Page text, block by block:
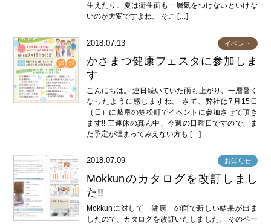
生えたり、夏は衛生面も一層気をつけないといけな
いのが大変ですよね。 そこ […]
2018.07.13 イベント
かさまつ健康フェスタに参加しま
す
こんにちは。 連日続いていた雨も上がり、一層暑く
なったように感じますね。 さて、弊社は7月15日
（日）に岐阜の笠松町でイベントに参加させて頂き
ます!! 三連休の真ん中、今週の日曜日ですので、ま
だ予定が埋まってみえない方も […]
2018.07.09 お知らせ
Mokkunのカタログを改訂しまし
た!!
Mokkunに対して「健康」の面で新しい結果が出ま
したので、カタログを改訂いたしました。 そのペー